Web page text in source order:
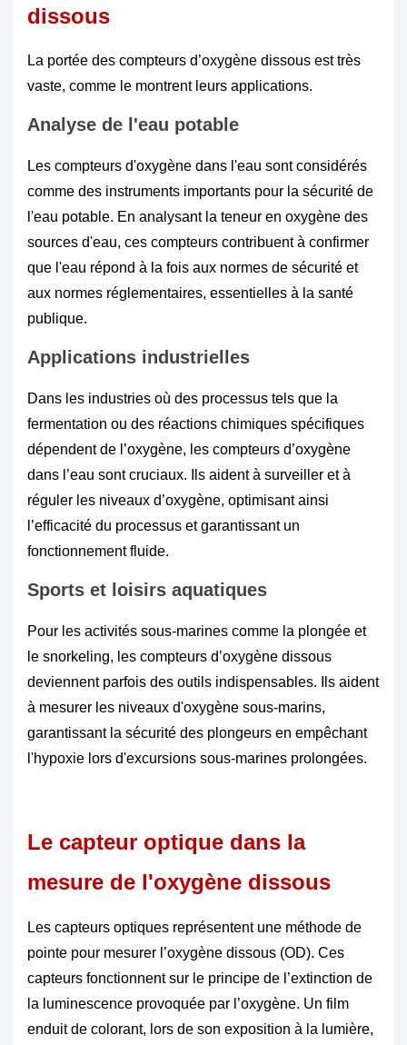
dissous
La portée des compteurs d’oxygène dissous est très
vaste, comme le montrent leurs applications.
Analyse de l'eau potable
Les compteurs d'oxygène dans l'eau sont considérés
comme des instruments importants pour la sécurité de
l'eau potable. En analysant la teneur en oxygène des
sources d'eau, ces compteurs contribuent à confirmer
que l'eau répond à la fois aux normes de sécurité et
aux normes réglementaires, essentielles à la santé
publique.
Applications industrielles
Dans les industries où des processus tels que la
fermentation ou des réactions chimiques spécifiques
dépendent de l’oxygène, les compteurs d’oxygène
dans l’eau sont cruciaux. Ils aident à surveiller et à
réguler les niveaux d’oxygène, optimisant ainsi
l’efficacité du processus et garantissant un
fonctionnement fluide.
Sports et loisirs aquatiques
Pour les activités sous-marines comme la plongée et
le snorkeling, les compteurs d’oxygène dissous
deviennent parfois des outils indispensables. Ils aident
à mesurer les niveaux d'oxygène sous-marins,
garantissant la sécurité des plongeurs en empêchant
l'hypoxie lors d'excursions sous-marines prolongées.
Le capteur optique dans la
mesure de l'oxygène dissous
Les capteurs optiques représentent une méthode de
pointe pour mesurer l’oxygène dissous (OD). Ces
capteurs fonctionnent sur le principe de l’extinction de
la luminescence provoquée par l’oxygène. Un film
enduit de colorant, lors de son exposition à la lumière,